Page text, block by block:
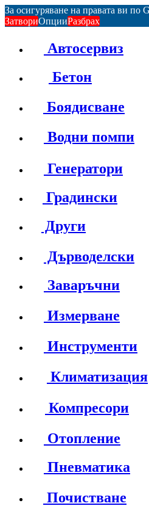
За осигуряване на правата ви
ЗатвориОпцииРазбрах
Автосервиз
Бетон
Боядисване
Водни помпи
Генератори
Градински
Други
Дърводелски
Заваръчни
Измерване
Инструменти
Климатизация
Компресори
Отопление
Пневматика
Почистване